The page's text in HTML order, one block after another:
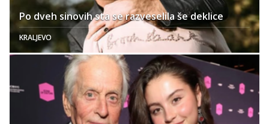
Po dveh sinovih sta se razveselila še deklice
KRALJEVO